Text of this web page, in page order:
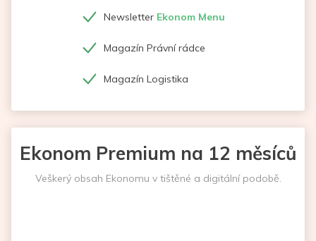
Newsletter Ekonom Menu
Magazín Právní rádce
Magazín Logistika
Ekonom Premium na 12 měsíců
Veškerý obsah Ekonomu v tištěné a digitální podobě.